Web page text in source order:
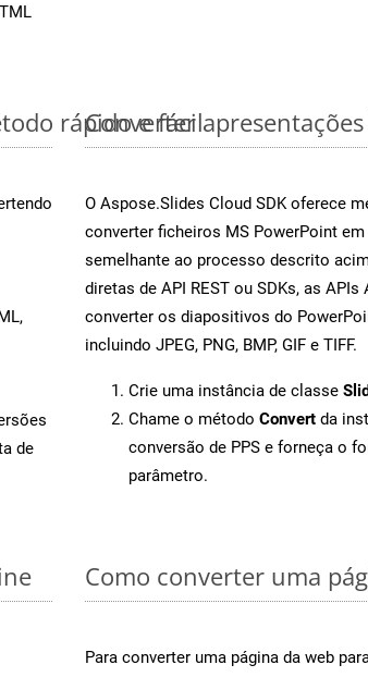
rápido e fácil
de
Converter
O Aspose.Slides Cloud SDK oferece
converter ficheiros MS PowerPoint
semelhante ao processo descrito
diretas de API REST ou SDKs, as
converter os diapositivos do
incluindo JPEG, PNG, BMP, GIF e TIFF.
Crie uma instância de classe
Chame o método Convert da
conversão de PPS e forneça o
parâmetro.
Como converter uma
Para converter uma página da web